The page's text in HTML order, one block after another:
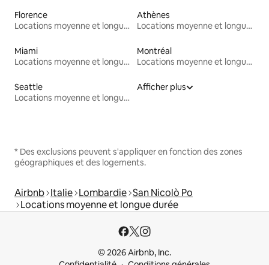
Florence
Locations moyenne et longue durée
Athènes
Locations moyenne et longue durée
Miami
Locations moyenne et longue durée
Montréal
Locations moyenne et longue durée
Seattle
Locations moyenne et longue durée
Afficher plus
* Des exclusions peuvent s'appliquer en fonction des zones
géographiques et des logements.
Airbnb Italie Lombardie San Nicolò Po
Locations moyenne et longue durée
© 2026 Airbnb, Inc.